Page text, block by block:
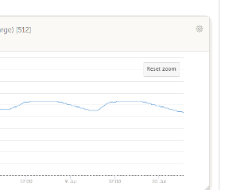
mal vollladen um den SOC
er nämlich stetig sinken wie
oben kann es passieren das
der Speicher aber noch
der Praxis aber auch nicht
das
den SOC nicht auf
solange die Spannung
der unteren Abschaltspannung